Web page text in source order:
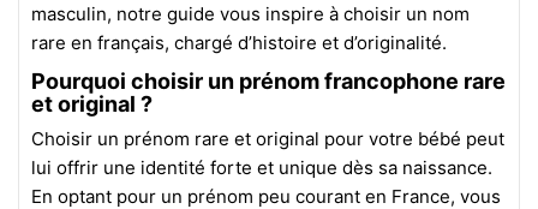
masculin, notre guide vous inspire à choisir un nom
rare en français, chargé d’histoire et d’originalité.
Pourquoi choisir un prénom francophone rare
et original ?
Choisir un prénom rare et original pour votre bébé peut
lui offrir une identité forte et unique dès sa naissance.
En optant pour un prénom peu courant en France, vous